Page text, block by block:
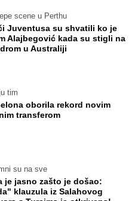
scene u Perthu
Juventusa su shvatili ko je
Alajbegović kada su stigli na
u Australiji
tim
oborila rekord novim
transferom
su na sve
je jasno zašto je došao:
klauzula iz Salahovog